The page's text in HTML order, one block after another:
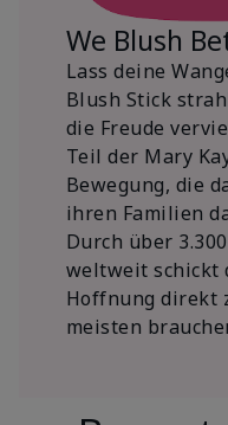
We Blush
Lass deine
Blush Stick
die Freude
Teil der Mary
Bewegung, die
ihren Familien
Durch über
weltweit schickt
Hoffnung direkt
meisten